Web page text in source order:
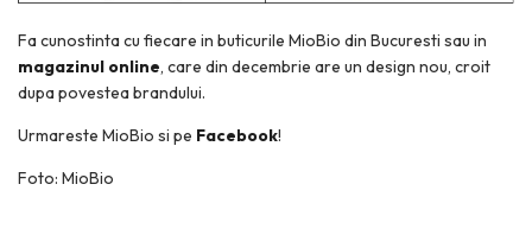
Fa cunostinta cu fiecare in buticurile MioBio din Bucuresti sau in
magazinul online, care din decembrie are un design nou, croit
dupa povestea brandului.
Urmareste MioBio si pe Facebook!
Foto: MioBio